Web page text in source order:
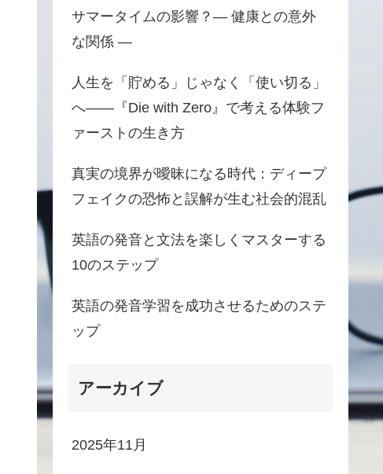
サマータイムの影響？― 健康との意外
な関係 ―
人生を「貯める」じゃなく「使い切る」
へ――『Die with Zero』で考える体験フ
ァーストの生き方
真実の境界が曖昧になる時代：ディープ
フェイクの恐怖と誤解が生む社会的混乱
英語の発音と文法を楽しくマスターする
10のステップ
英語の発音学習を成功させるためのステ
ップ
アーカイブ
2025年11月